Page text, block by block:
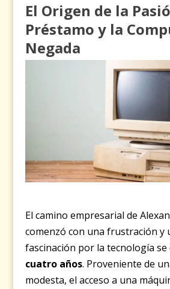
El Origen de la
Préstamo y la
Negada
El camino empresarial de
comenzó con una frustración y
fascinación por la tecnología se
cuatro años. Proveniente de
modesta, el acceso a una